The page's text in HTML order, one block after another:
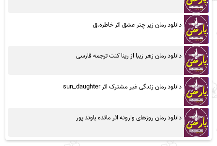
دانلود رمان زیر چتر عشق اثر خاطره.ق
دانلود رمان زهر زیبا از رینا کنت ترجمه فارسی
دانلود رمان زندگی غیر مشترک اثر sun_daughter
دانلود رمان روزهای وارونه اثر مائده باوند پور